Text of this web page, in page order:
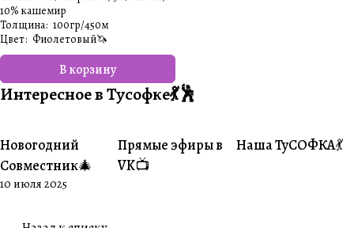
В корзину
10% кашемир
Толщина: 100гр/450м
Цвет: Фиолетовый🦄
Интересное в Тусофке💃🕺
#Совместники
Новогодний
Совместник🎄
10 июля 2025
#Житуха
Прямые эфиры в
VK📺
#Совместники
Наша ТуСОФКА💃